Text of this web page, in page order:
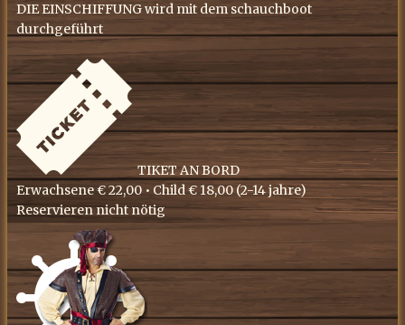
DIE EINSCHIFFUNG wird mit dem schauchboot
durchgeführt
​TIKET AN BORD
Erwachsene € 22,00 • ​Child € 18,00 (​2-14 jahre)
Reservieren nicht nötig